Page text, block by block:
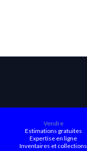
Vendre
Estimations gratuites
Expertise en ligne
Inventaires et collections